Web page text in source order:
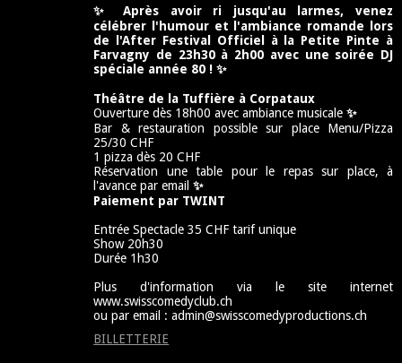
✨ Après avoir ri jusqu'au larmes, venez
célébrer l'humour et l'ambiance romande lors
de l'After Festival Officiel à la Petite Pinte à
Farvagny de 23h30 à 2h00 avec une soirée DJ
spéciale année 80 ! ✨
Théâtre de la Tuffière à Corpataux
Ouverture dès 18h00 avec ambiance musicale✨
Bar & restauration possible sur place Menu/Pizza
25/30 CHF
1 pizza dès 20 CHF
Réservation une table pour le repas sur place, à
l'avance par email✨
Paiement par TWINT
Entrée Spectacle 35 CHF tarif unique
Show 20h30
Durée 1h30
Plus d'information via le site internet
www.swisscomedyclub.ch
ou par email : admin@swisscomedyproductions.ch
BILLETTERIE